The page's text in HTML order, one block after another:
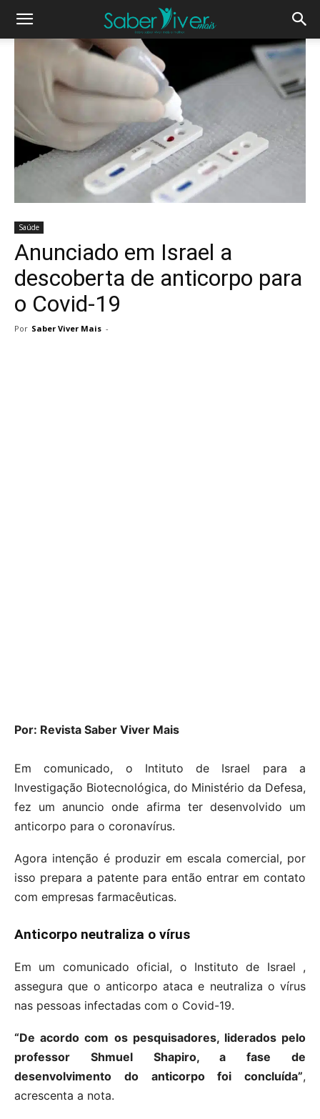
Saúde
Anunciado em Israel a
descoberta de anticorpo para
o Covid-19
Por Saber Viver Mais -
Por: Revista Saber Viver Mais
Em comunicado, o Intituto de Israel para a
Investigação Biotecnológica, do Ministério da Defesa,
fez um anuncio onde afirma ter desenvolvido um
anticorpo para o coronavírus.
Agora intenção é produzir em escala comercial, por
isso prepara a patente para então entrar em contato
com empresas farmacêuticas.
Anticorpo neutraliza o vírus
Em um comunicado oficial, o Instituto de Israel ,
assegura que o anticorpo ataca e neutraliza o vírus
nas pessoas infectadas com o Covid-19.
“De acordo com os pesquisadores, liderados pelo
professor Shmuel Shapiro, a fase de
desenvolvimento do anticorpo foi concluída”,
acrescenta a nota.